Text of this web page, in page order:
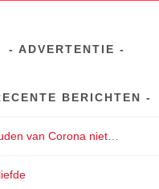
ADVERTENTIE
BERICHTEN
van Corona niet…